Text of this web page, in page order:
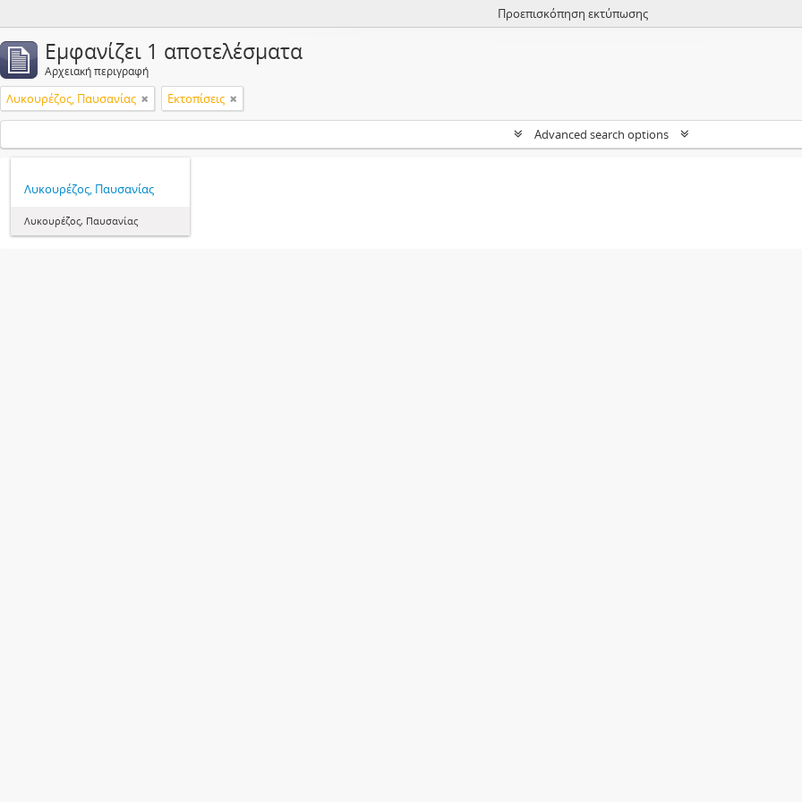
Προεπισκόπηση εκτύπωσης
Εμφανίζει 1 αποτελέσματα
Αρχειακή περιγραφή
Λυκουρέζος, Παυσανίας Εκτοπίσεις
Advanced search options
Λυκουρέζος, Παυσανίας
Λυκουρέζος, Παυσανίας